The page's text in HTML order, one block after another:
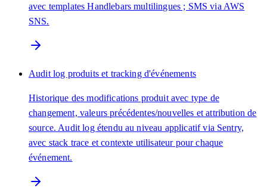
avec templates Handlebars multilingues ; SMS via AWS
SNS.
Audit log produits et tracking d'événements
Historique des modifications produit avec type de
changement, valeurs précédentes/nouvelles et attribution de
source. Audit log étendu au niveau applicatif via Sentry,
avec stack trace et contexte utilisateur pour chaque
événement.